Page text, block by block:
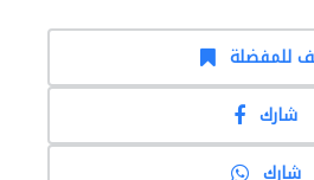
للمفضلة
شارك
شارك